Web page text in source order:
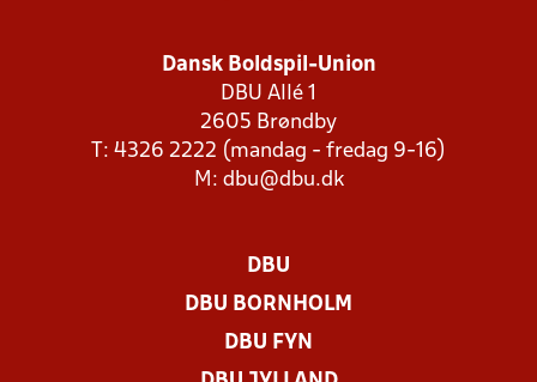
Dansk Boldspil-Union
DBU Allé 1
2605 Brøndby
T: 4326 2222 (mandag - fredag 9-16)
M: dbu@dbu.dk
DBU
DBU BORNHOLM
DBU FYN